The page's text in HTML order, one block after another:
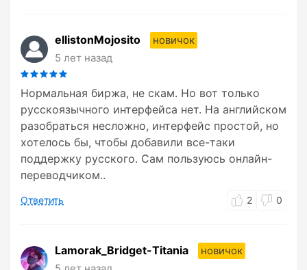
ellistonMojosito
новичок
5 лет назад
Нормальная биржа, не скам. Но вот только
русскоязычного интерфейса нет. На английском
разобраться несложно, интерфейс простой, но
хотелось бы, чтобы добавили все-таки
поддержку русского. Сам пользуюсь онлайн-
переводчиком..
Ответить 2 0
Lamorak_Bridget-Titania
новичок